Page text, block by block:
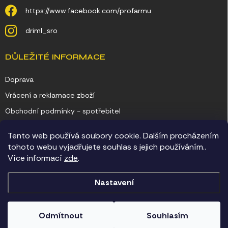
Tento web používá soubory cookie. Dalším procházením
tohoto webu vyjadřujete souhlas s jejich používáním..
Více informací zde.
Nastavení
Odmítnout Souhlasím
https://www.facebook.com/profarmu
driml_sro
DŮLEŽITÉ INFORMACE
Doprava
Vrácení a reklamace zboží
Obchodní podmínky - spotřebitel
Ochrana osobních údajů
Kontakty
Copyright 2026Chovatelské potřeby Driml . Všechna práva vyhrazena.